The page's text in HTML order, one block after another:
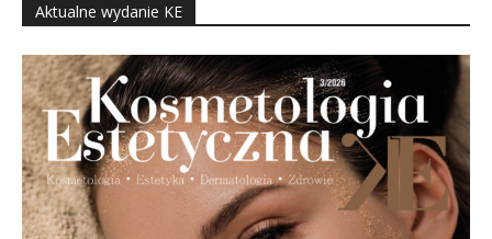
Aktualne wydanie KE